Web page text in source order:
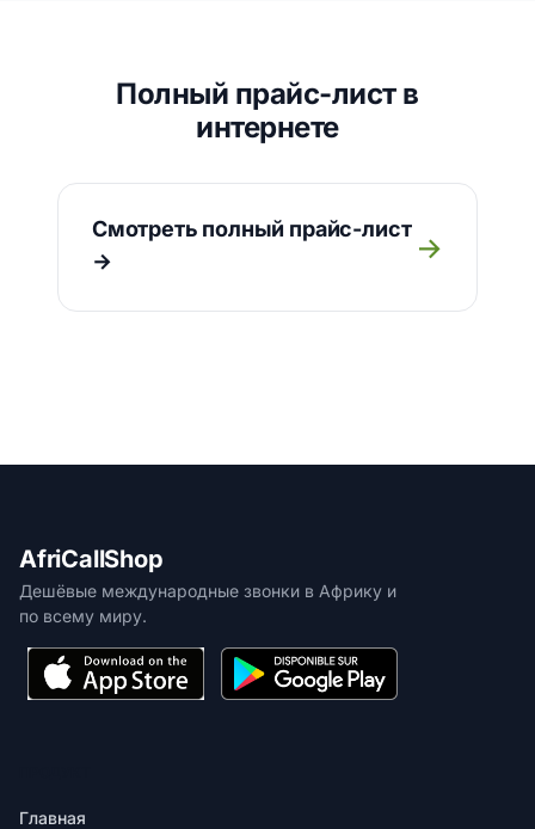
Полный прайс-лист в
интернете
Смотреть полный прайс-лист
→
→
AfriCallShop
Дешёвые международные звонки в Африку и
по всему миру.
Главная